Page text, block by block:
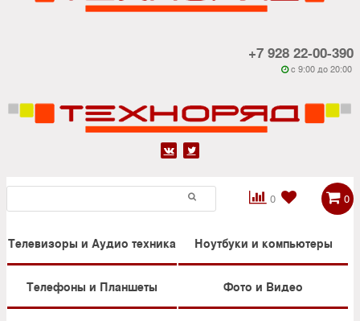
+7 928 22-00-390
 c 9:00 до 20:00
 
0

 0
Телевизоры и Аудио техника Ноутбуки и компьютеры
Телефоны и Планшеты Фото и Видео